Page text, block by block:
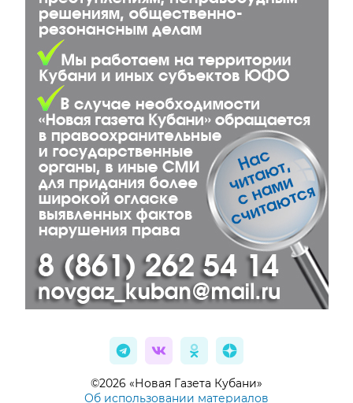
©2026 «Новая Газета Кубани»
Об использовании материалов